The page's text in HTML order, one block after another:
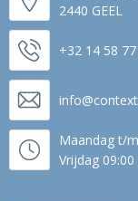
2440 GEEL
+32 14 58
Maandag t/
Vrijdag